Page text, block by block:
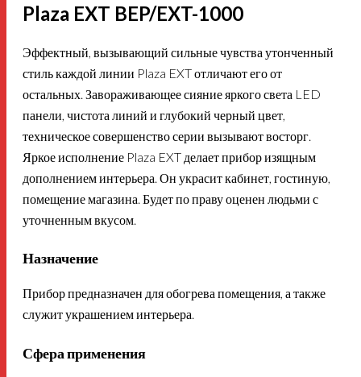
Plaza EXT BEP/EXT-1000
Эффектный, вызывающий сильные чувства утонченный
стиль каждой линии Plaza EXT отличают его от
остальных. Завораживающее сияние яркого света LED
панели, чистота линий и глубокий черный цвет,
техническое совершенство серии вызывают восторг.
Яркое исполнение Plaza EXT делает прибор изящным
дополнением интерьера. Он украсит кабинет, гостиную,
помещение магазина. Будет по праву оценен людьми с
уточненным вкусом.
Назначение
Прибор предназначен для обогрева помещения, а также
служит украшением интерьера.
Сфера применения